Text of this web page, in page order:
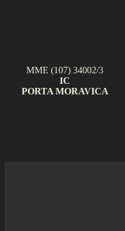
MME (107) 34002/3
IC
PORTA MORAVICA